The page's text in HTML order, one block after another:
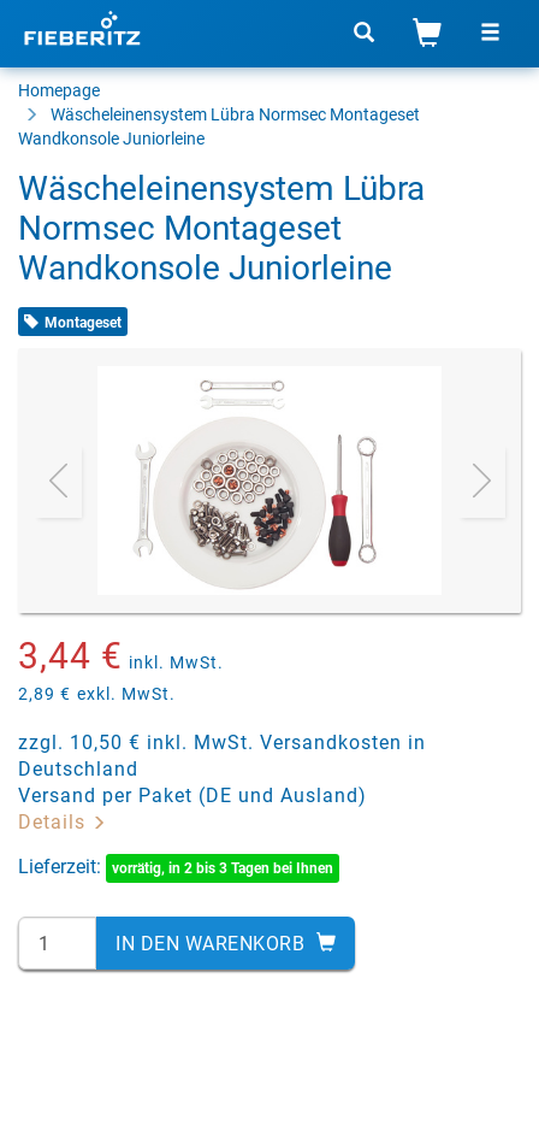
Homepage
Wäscheleinensystem Lübra Normsec Montageset
Wandkonsole Juniorleine
Wäscheleinensystem Lübra
Normsec Montageset
Wandkonsole Juniorleine
Montageset
3,44 € inkl. MwSt.
2,89 € exkl. MwSt.
zzgl. 10,50 € inkl. MwSt. Versandkosten in
Deutschland
Versand per Paket (DE und Ausland)
Details
Lieferzeit:
vorrätig, in 2 bis 3 Tagen bei Ihnen
IN DEN WARENKORB